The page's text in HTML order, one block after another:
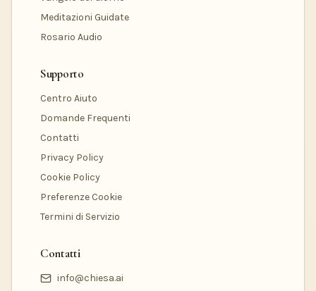
Meditazioni Guidate
Rosario Audio
Supporto
Centro Aiuto
Domande Frequenti
Contatti
Privacy Policy
Cookie Policy
Preferenze Cookie
Termini di Servizio
Contatti
info@chiesa.ai